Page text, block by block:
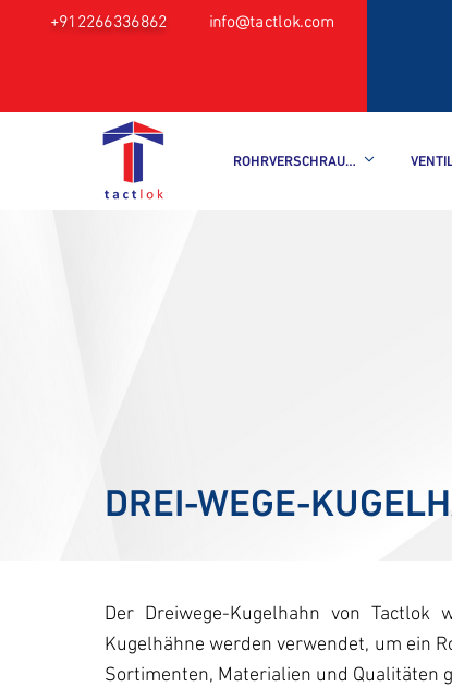
+912266336862 info@tactlok.com
ROHRVERSCHRAUBUNGEN
DREI-WEGE-
Der Dreiwege-Kugelhahn von Tactlok
Kugelhähne werden verwendet, um ein
Sortimenten, Materialien und Qualitäten